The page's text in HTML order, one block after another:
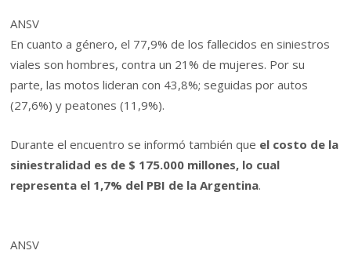
ANSV
En cuanto a género, el 77,9% de los fallecidos en siniestros
viales son hombres, contra un 21% de mujeres. Por su
parte, las motos lideran con 43,8%; seguidas por autos
(27,6%) y peatones (11,9%).
Durante el encuentro se informó también que el costo de la
siniestralidad es de $ 175.000 millones, lo cual
representa el 1,7% del PBI de la Argentina.
ANSV